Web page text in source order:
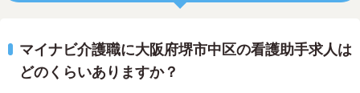
マイナビ介護職に大阪府堺市中区の看護助手求人は
どのくらいありますか？